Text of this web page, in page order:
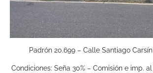
Padrón 20.699 – Calle Santiago
Condiciones: Seña 30% – Comisión e imp.